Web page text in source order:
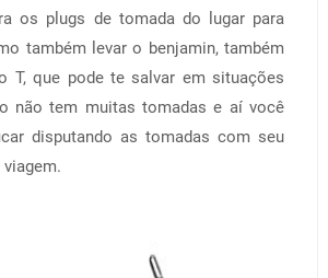
os plugs de tomada do lugar para
também levar o benjamin, também
T, que pode te salvar em situações
não tem muitas tomadas e aí você
disputando as tomadas com seu